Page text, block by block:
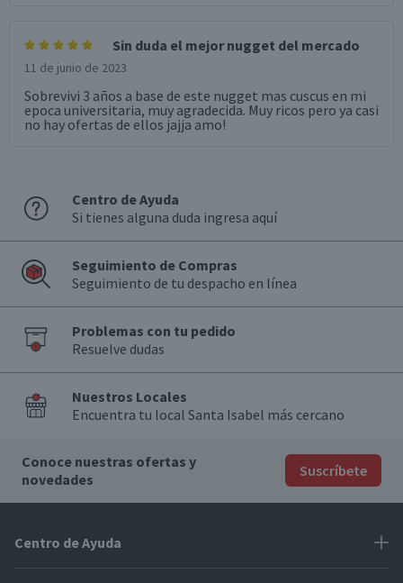
Sin duda el mejor nugget del mercado
11 de junio de 2023
Sobrevivi 3 años a base de este nugget mas cuscus en mi
epoca universitaria, muy agradecida. Muy ricos pero ya casi
no hay ofertas de ellos jajja amo!
Centro de Ayuda
Si tienes alguna duda ingresa aquí
Seguimiento de Compras
Seguimiento de tu despacho en línea
Problemas con tu pedido
Resuelve dudas
Nuestros Locales
Encuentra tu local Santa Isabel más cercano
Conoce nuestras ofertas y
novedades
Suscríbete
Centro de Ayuda